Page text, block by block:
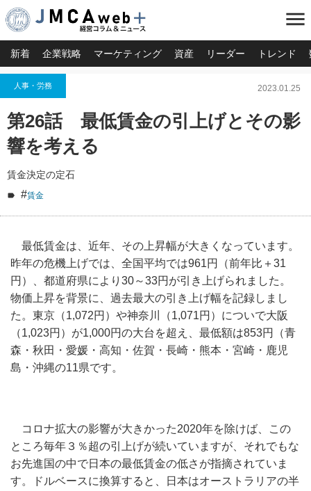
menu
新着 企業戦略 マーケティング 資産 リーダー トレンド
人事・労務 2023.01.25
第26話 最低賃金の引上げとその影
響を考える
賃金決定の定石
#賃金
最低賃金は、近年、その上昇幅が大きくなっています。
昨年の危機上げでは、全国平均では961円（前年比＋31
円）、都道府県により30～33円が引き上げられました。
物価上昇を背景に、過去最大の引き上げ幅を記録しまし
た。東京（1,072円）や神奈川（1,071円）についで大阪
（1,023円）が1,000円の大台を超え、最低額は853円（青
森・秋田・愛媛・高知・佐賀・長崎・熊本・宮崎・鹿児
島・沖縄の11県です。
コロナ拡大の影響が大きかった2020年を除けば、この
ところ毎年３％超の引上げが続いていますが、それでもな
お先進国の中で日本の最低賃金の低さが指摘されていま
す。ドルベースに換算すると、日本はオーストラリアの半